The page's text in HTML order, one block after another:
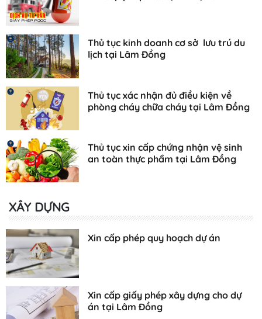
Thủ tục kinh doanh cơ sở lưu trú du
lịch tại Lâm Đồng
Thủ tục xác nhận đủ điều kiện về
phòng cháy chữa cháy tại Lâm Đồng
Thủ tục xin cấp chứng nhận vệ sinh
an toàn thực phẩm tại Lâm Đồng
XÂY DỰNG
Xin cấp phép quy hoạch dự án
Xin cấp giấy phép xây dựng cho dự
án tại Lâm Đồng